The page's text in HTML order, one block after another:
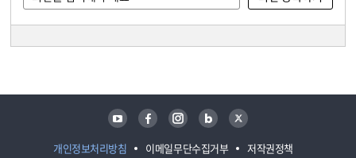
개인정보처리방침 이메일무단수집거부 저작권정책
유튜브 페이스북 인스타그램 블로그 트위터